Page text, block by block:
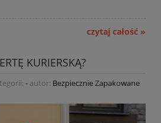
czytaj całość »
KURIERSKĄ?
- autor: Bezpiecznie Zapakowane